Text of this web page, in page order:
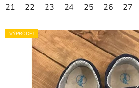
21 22 23 24 25 26 27
VÝPRODEJ